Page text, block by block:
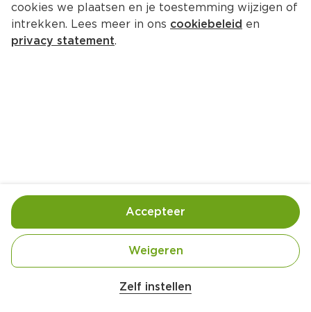
PLUS Prosciutto Crudo
Per Wikkel 60 g  (per kilo
3 stuks
Geldig van woensdag 5 augustus tot en met
dinsdag 29 september
cookies we plaatsen en je toestemming wijzigen of
intrekken. Lees meer in ons cookiebeleid en
privacy statement.
Zelf instellen
Weigeren
Accepteer